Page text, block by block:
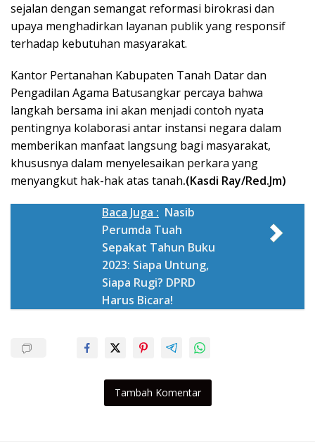
sejalan dengan semangat reformasi birokrasi dan
upaya menghadirkan layanan publik yang responsif
terhadap kebutuhan masyarakat.
Kantor Pertanahan Kabupaten Tanah Datar dan
Pengadilan Agama Batusangkar percaya bahwa
langkah bersama ini akan menjadi contoh nyata
pentingnya kolaborasi antar instansi negara dalam
memberikan manfaat langsung bagi masyarakat,
khususnya dalam menyelesaikan perkara yang
menyangkut hak-hak atas tanah.(Kasdi Ray/Red.Jm)
Baca Juga : Nasib
Perumda Tuah
Sepakat Tahun Buku
2023: Siapa Untung,
Siapa Rugi? DPRD
Harus Bicara!
Tambah Komentar